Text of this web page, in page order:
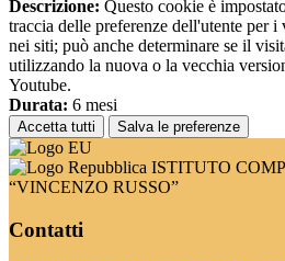
Descrizione: Questo cookie è
traccia delle preferenze dell'utente per
nei siti; può anche determinare se il
utilizzando la nuova o la vecchia
Youtube.
Durata: 6 mesi
Accetta tutti Salva le preferenze
ISTITUTO
“VINCENZO RUSSO”
Contatti